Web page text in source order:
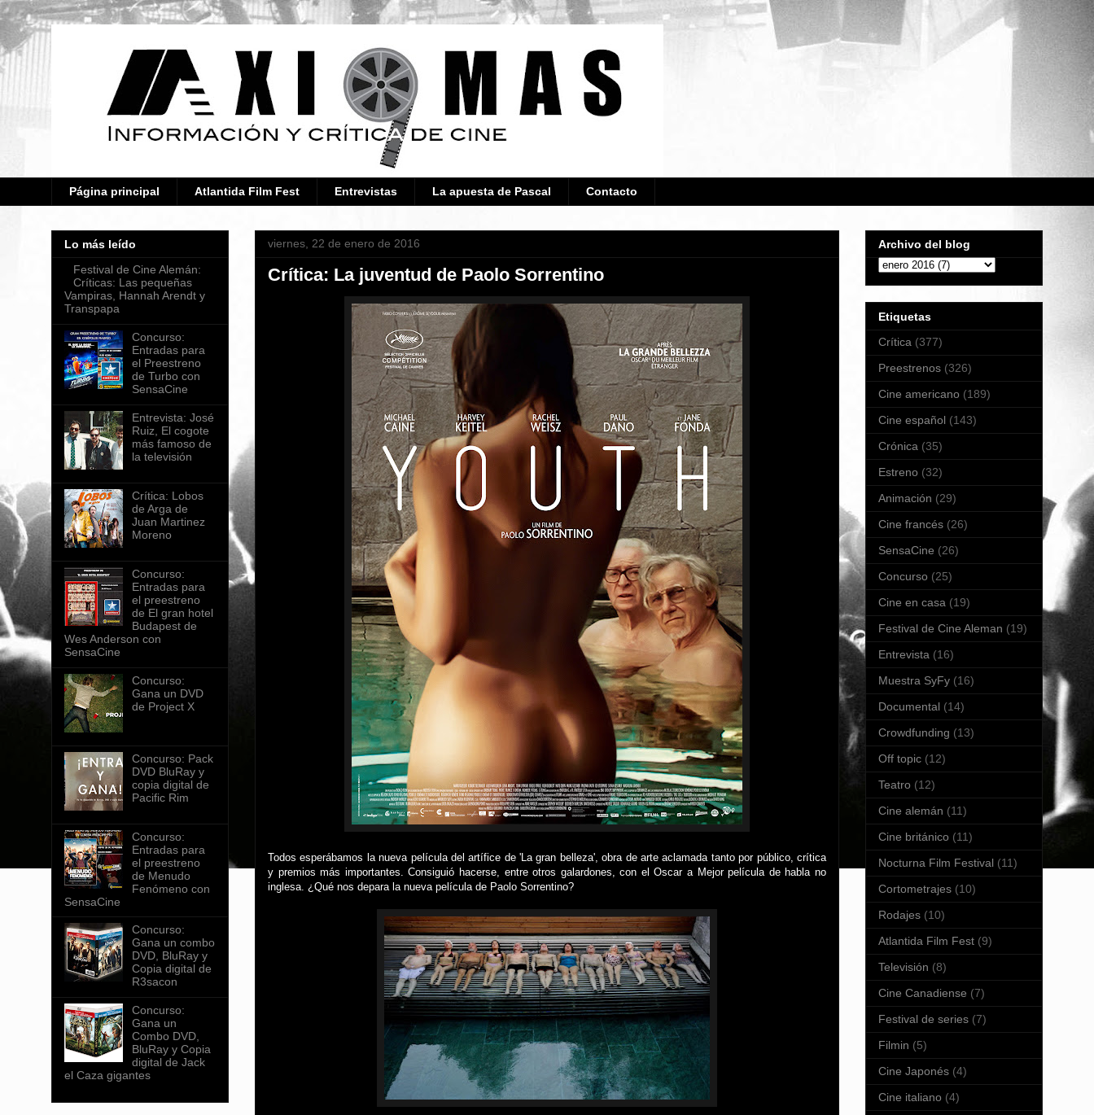
Página principal Atlantida Film Fest Entrevistas La apuesta de Pascal Contacto
viernes, 22 de enero de 2016
Crítica: La juventud de Paolo Sorrentino
Todos esperábamos la nueva película del artífice de 'La gran belleza', obra de arte aclamada tanto por público, crítica
y premios más importantes. Consiguió hacerse, entre otros galardones, con el Oscar a Mejor película de habla no
inglesa. ¿Qué nos depara la nueva película de Paolo Sorrentino?
Lo más leído
Festival de Cine Alemán:
Críticas: Las pequeñas
Vampiras, Hannah Arendt y
Transpapa
Concurso:
Entradas para
el Preestreno
de Turbo con
SensaCine
Entrevista: José
Ruiz, El cogote
más famoso de
la televisión
Crítica: Lobos
de Arga de
Juan Martinez
Moreno
Concurso:
Entradas para
el preestreno
de El gran hotel
Budapest de
Wes Anderson con
SensaCine
Concurso:
Gana un DVD
de Project X
Concurso: Pack
DVD BluRay y
copia digital de
Pacific Rim
Concurso:
Entradas para
el preestreno
de Menudo
Fenómeno con
SensaCine
Concurso:
Gana un combo
DVD, BluRay y
Copia digital de
R3sacon
Concurso:
Gana un
Combo DVD,
BluRay y Copia
digital de Jack
el Caza gigantes
Archivo del blog
Etiquetas
Crítica (377)
Preestrenos (326)
Cine americano (189)
Cine español (143)
Crónica (35)
Estreno (32)
Animación (29)
Cine francés (26)
SensaCine (26)
Concurso (25)
Cine en casa (19)
Festival de Cine Aleman (19)
Entrevista (16)
Muestra SyFy (16)
Documental (14)
Crowdfunding (13)
Off topic (12)
Teatro (12)
Cine alemán (11)
Cine británico (11)
Nocturna Film Festival (11)
Cortometrajes (10)
Rodajes (10)
Atlantida Film Fest (9)
Televisión (8)
Cine Canadiense (7)
Festival de series (7)
Filmin (5)
Cine Japonés (4)
Cine italiano (4)